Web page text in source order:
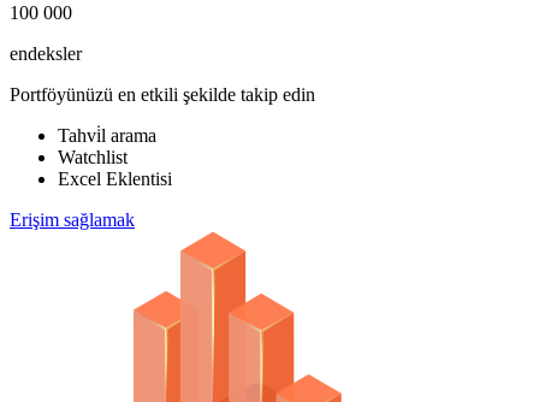
100 000
endeksler
Portföyünüzü en etkili şekilde takip edin
Tahvi̇l arama
Watchlist
Excel Eklentisi
Erişim sağlamak